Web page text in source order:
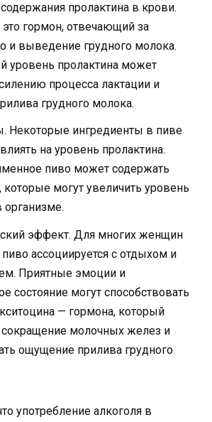
пролактина в крови.
гормон, отвечающий за
и выведение грудного молока.
пролактина может
процесса лактации и
грудного молока.
Некоторые ингредиенты в пиве
на уровень пролактина.
пиво может содержать
могут увеличить уровень
организме.
эффект. Для многих женщин
ассоциируется с отдыхом и
Приятные эмоции и
состояние могут способствовать
— гормона, который
сокращение молочных желез и
ощущение прилива грудного
употребление алкоголя в